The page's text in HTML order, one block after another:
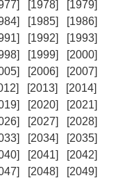
[1978]
[1979]
[1985]
[1986]
[1992]
[1993]
[1999]
[2000]
[2006]
[2007]
[2013]
[2014]
[2020]
[2021]
[2027]
[2028]
[2034]
[2035]
[2041]
[2042]
[2048]
[2049]